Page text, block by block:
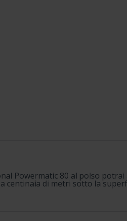
Powermatic 80 al polso
di metri sotto la